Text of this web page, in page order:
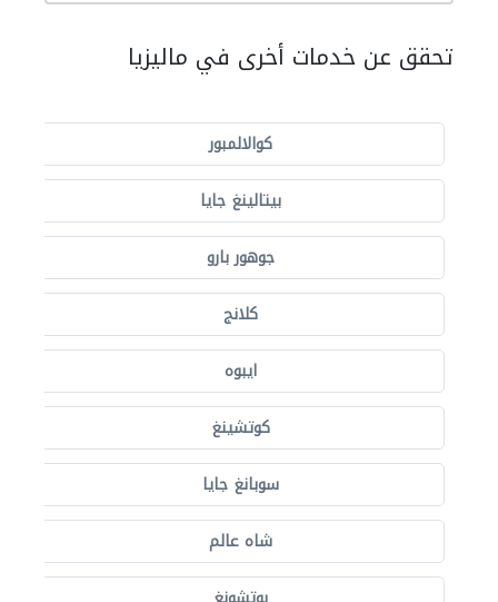
تحقق عن خدمات أخرى في ماليزيا
كوالالمبور
بيتالينغ جايا
جوهور بارو
كلانج
ايبوه
كوتشينغ
سوبانغ جايا
شاه عالم